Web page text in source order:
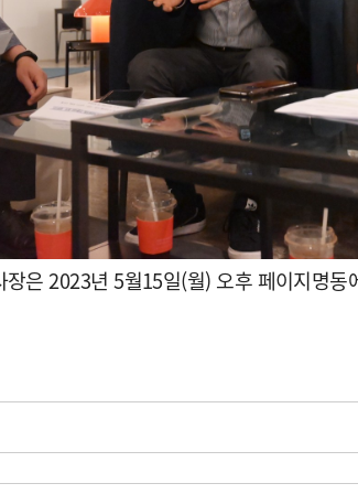
은 2023년 5월15일(월) 오후 페이지명